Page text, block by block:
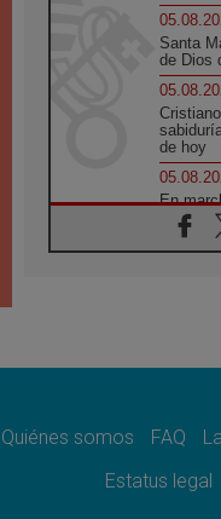
Santa
de Dios
de hoy
En
quienes
Ucrania:
Quiénes somos FAQ
Estatus legal